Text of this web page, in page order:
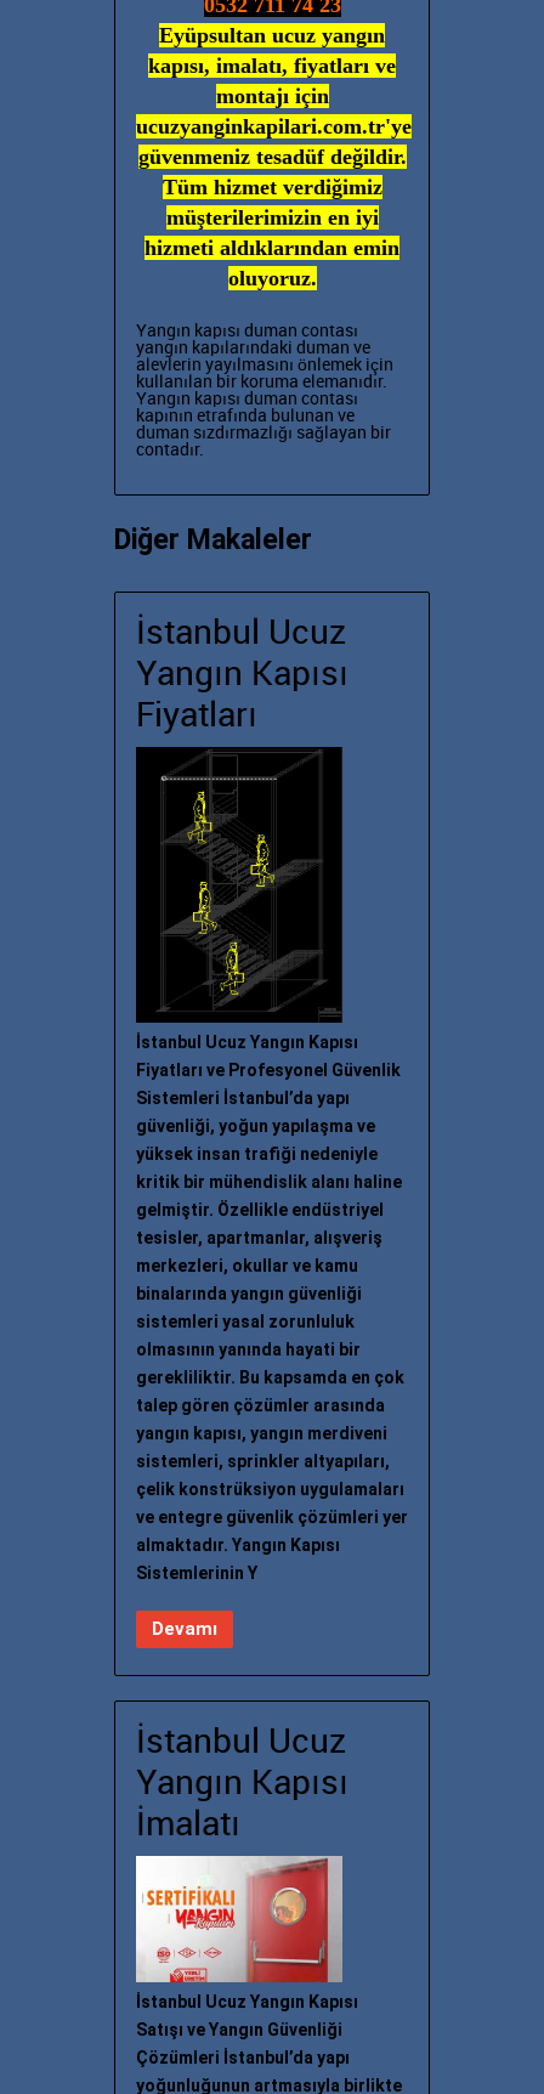
0532 711 74 23
Eyüpsultan ucuz yangın
kapısı, imalatı, fiyatları ve
montajı için
ucuzyanginkapilari.com.tr'ye
güvenmeniz tesadüf değildir.
Tüm hizmet verdiğimiz
müşterilerimizin en iyi
hizmeti aldıklarından emin
oluyoruz.
Yangın kapısı duman contası
yangın kapılarındaki duman ve
alevlerin yayılmasını önlemek için
kullanılan bir koruma elemanıdır.
Yangın kapısı duman contası
kapının etrafında bulunan ve
duman sızdırmazlığı sağlayan bir
contadır.
Diğer Makaleler
İstanbul Ucuz
Yangın Kapısı
Fiyatları
İstanbul Ucuz Yangın Kapısı
Fiyatları ve Profesyonel Güvenlik
Sistemleri İstanbul’da yapı
güvenliği, yoğun yapılaşma ve
yüksek insan trafiği nedeniyle
kritik bir mühendislik alanı haline
gelmiştir. Özellikle endüstriyel
tesisler, apartmanlar, alışveriş
merkezleri, okullar ve kamu
binalarında yangın güvenliği
sistemleri yasal zorunluluk
olmasının yanında hayati bir
gerekliliktir. Bu kapsamda en çok
talep gören çözümler arasında
yangın kapısı, yangın merdiveni
sistemleri, sprinkler altyapıları,
çelik konstrüksiyon uygulamaları
ve entegre güvenlik çözümleri yer
almaktadır. Yangın Kapısı
Sistemlerinin Y
Devamı
İstanbul Ucuz
Yangın Kapısı
İmalatı
İstanbul Ucuz Yangın Kapısı
Satışı ve Yangın Güvenliği
Çözümleri İstanbul’da yapı
yoğunluğunun artmasıyla birlikte